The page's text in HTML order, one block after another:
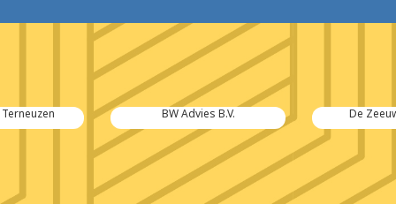
BW Advies B.V. De